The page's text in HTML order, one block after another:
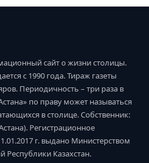
сайт о жизни столицы.
с 1990 года. Тираж газеты
Периодичность – три раза в
по праву может называться
в столице. Собственник:
Регистрационное
г. выдано Министерством
Казахстан.